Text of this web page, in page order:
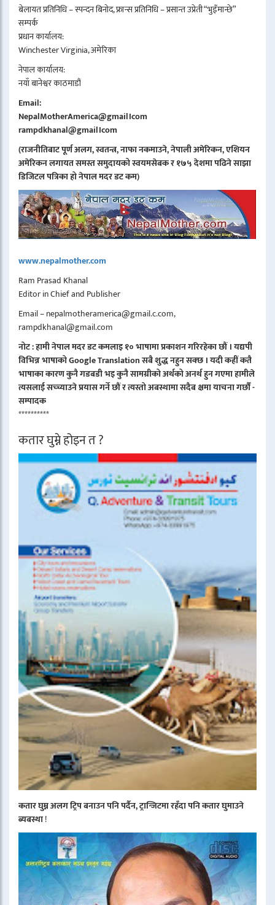
बेलायत प्रतिनिधि – स्पन्दन बिनोद, फ्रान्स प्रतिनिधि – प्रसान्त उप्रेती “भुइँमान्छे”
सम्पर्क
प्रधान कार्यालय:
Winchester Virginia, अमेरिका
नेपाल कार्यालय:
नयाँ बानेश्वर काठमाडौं
Email:
NepalMotherAmerica@gmail।com
rampdkhanal@gmail।com
(राजनीतिबाट पूर्ण अलग, स्वतन्त्र, नाफा नकमाउने, नेपाली अमेरिकन, एशियन
अमेरिकन लगायत समस्त समुदायको स्वयमसेबक र १७५ देशमा पढिने साझा
डिजिटल पत्रिका हो नेपाल मदर डट कम)
www.nepalmother.com
Ram Prasad Khanal
Editor in Chief and Publisher
Email – nepalmotheramerica@gmail.c.com,
rampdkhanal@gmail.com
नोट : हामी नेपाल मदर डट कमलाइ १० भाषामा प्रकाशन गरिरहेका छौं । यद्यपी
विभिन्न भाषाको Google Translation सबै शुद्ध नहुन सक्छ । यदी कहीं कतै
भाषाका कारण कुनै गडबडी भइ कुनै सामग्रीको अर्थको अनर्थ हुन गएमा हामीले
त्यसलाई सच्च्याउने प्रयास गर्ने छौं र त्यस्तो अबस्थामा सदैब क्षमा याचना गर्छौं -
सम्पादक
**********
कतार घुम्ने होइन त ?
कतार घुम्न अलग ट्रिप बनाउन पनि पर्दैन, ट्रान्जिटमा रहँदा पनि कतार घुमाउने
ब्यबस्था!